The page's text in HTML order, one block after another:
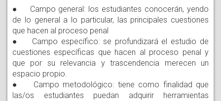
● Campo general: los estudiantes conocerán, yendo
de lo general a lo particular, las principales cuestiones
que hacen al proceso penal
● Campo específico: se profundizará el estudio de
cuestiones específicas que hacen al proceso penal y
que por su relevancia y trascendencia merecen un
espacio propio.
● Campo metodológico: tiene como finalidad que
las/os estudiantes puedan adquirir herramientas